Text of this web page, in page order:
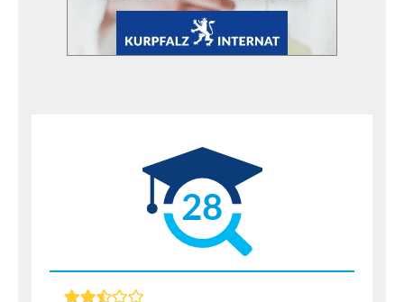
28